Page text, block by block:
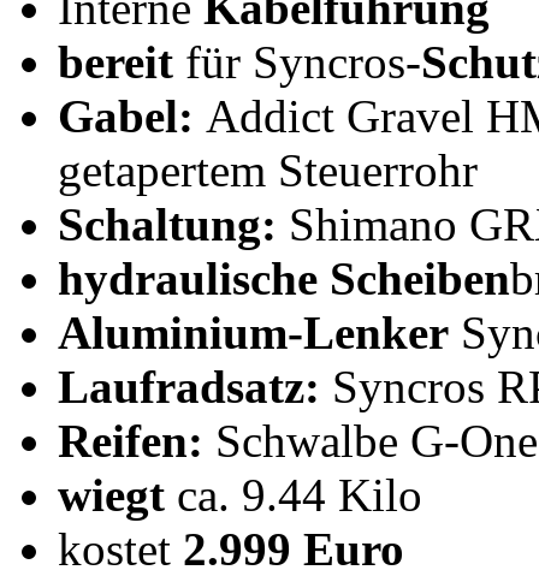
bereit für Syncros-
Gabel: Addict Gravel
getapertem Steuerrohr
Schaltung: Shimano
hydraulische Scheiben
Aluminium-Lenker
Laufradsatz: Syncros
Reifen: Schwalbe G-
wiegt ca. 9.44 Kilo
kostet 2.999 Euro